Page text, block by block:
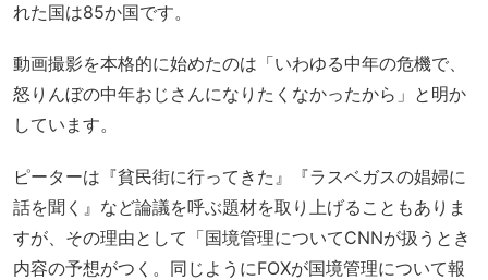
れた国は85か国です。
動画撮影を本格的に始めたのは「いわゆる中年の危機で、
怒りんぼの中年おじさんになりたくなかったから」と明か
しています。
ピーターは『貧民街に行ってきた』『ラスベガスの娼婦に
話を聞く』など論議を呼ぶ題材を取り上げることもありま
すが、その理由として「国境管理についてCNNが扱うとき
内容の予想がつく。同じようにFOXが国境管理について報